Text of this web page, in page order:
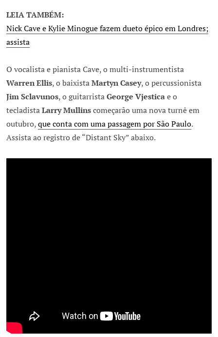
LEIA TAMBÉM:
Nick Cave e Kylie Minogue fazem dueto épico em Londres;
assista
O vocalista e pianista Cave, o multi-instrumentista
Warren Ellis, o baixistaMartyn Casey, o percussionista
Jim Sclavunos, o guitarristaGeorge Vjesticae o
tecladistaLarry Mullinscomeçarão uma nova turnê em
outubro,que conta com uma passagem por São Paulo.
Assista ao registro de “Distant Sky” abaixo.